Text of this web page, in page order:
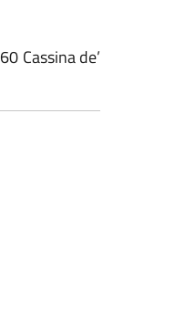
Cassina de’